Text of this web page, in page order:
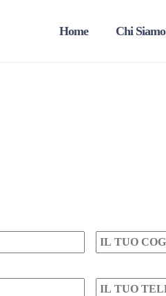
Home Chi Siamo